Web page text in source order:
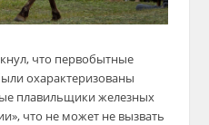
что первобытные
охарактеризованы
плавильщики железных
что не может не вызвать